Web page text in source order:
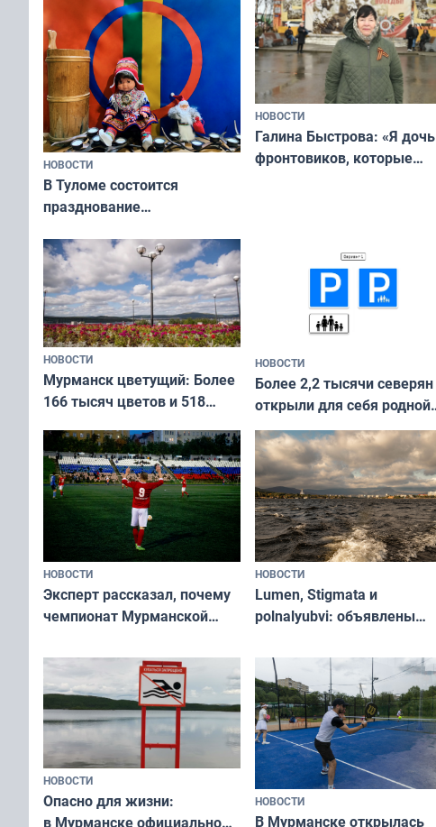
НОВОСТИ
В Туломе состоится
празднование
коренных народов мира
НОВОСТИ
Галина Быстрова: «Я дочь
фронтовиков, которые
НОВОСТИ
Мурманск цветущий: Более
166 тысяч цветов и 518
НОВОСТИ
Более 2,2 тысячи северян
открыли для себя родной
край в рамках проекта
«Туризм для своих»
НОВОСТИ
Эксперт рассказал, почему
чемпионат Мурманской
незамеченным
НОВОСТИ
Lumen, Stigmata и
polnalyubvi: объявлены
«Имандра» в 2026 года
НОВОСТИ
Опасно для жизни:
в Мурманске официально
НОВОСТИ
В Мурманске открылась